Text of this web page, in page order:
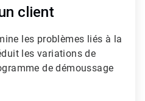
client
les problèmes liés à la
les variations de
de démoussage